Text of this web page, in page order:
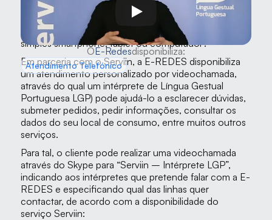
OE-Redesdisponibiliza:
Atendimento Telefónico
Sabia que pode contactar a nossa Empresa e ter
acesso a todos os serviços, através do atendimento
por Língua Gestual Portuguesa, recorrendo a um
simples smartphone, tablet ou computador?
Em parceria com o Serviin, a E-REDES disponibiliza
um atendimento personalizado por videochamada,
através do qual um intérprete de Língua Gestual
Portuguesa LGP) pode ajudá-lo a esclarecer dúvidas,
submeter pedidos, pedir informações, consultar os
dados do seu local de consumo, entre muitos outros
serviços.
Para tal, o cliente pode realizar uma videochamada
através do Skype para “Serviin – Intérprete LGP”,
indicando aos intérpretes que pretende falar com a E-
REDES e especificando qual das linhas quer
contactar, de acordo com a disponibilidade do
serviço Serviin: